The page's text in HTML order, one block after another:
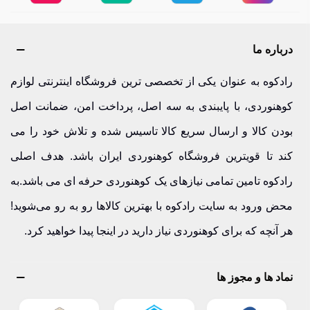
همزمان داشتند.
به‌گونه‌ای طراحی شده‌اند که فشار روی بدن کاهش یابد.
در چادرها نیز مقاومت در برابر آب، نصب سریع و استحکام در
بادهای شدید در نظر گرفته شده است. این ویژگی‌ها باعث شده
حتی در برنامه‌های حرفه‌ای کوهنوردی نیز مورد استفاده قرار
اگر قصد خرید تجهیزات دارید، بهتر است ابتدا نوع استفاده خود را
است و انتخاب اشتباه می‌تواند تجربه شما را سخت کند.
درباره ما
رادکوه به عنوان یکی از تخصصی ترین فروشگاه اینترنتی لوازم
کوهنوردی، با پایبندی به سه اصل، پرداخت امن، ضمانت اصل
بودن کالا و ارسال سریع کالا تاسیس شده و تلاش خود را می
کند تا قویترین فروشگاه کوهنوردی ایران باشد. هدف اصلی
رادکوه تامین تمامی نیازهای یک کوهنوردی حرفه ای می باشد.به
محض ورود به سایت رادکوه با بهترین کالاها رو به رو می‌شوید!
هر آنچه که برای کوهنوردی نیاز دارید در اینجا پیدا خواهید کرد.
نماد ها و مجوز ها